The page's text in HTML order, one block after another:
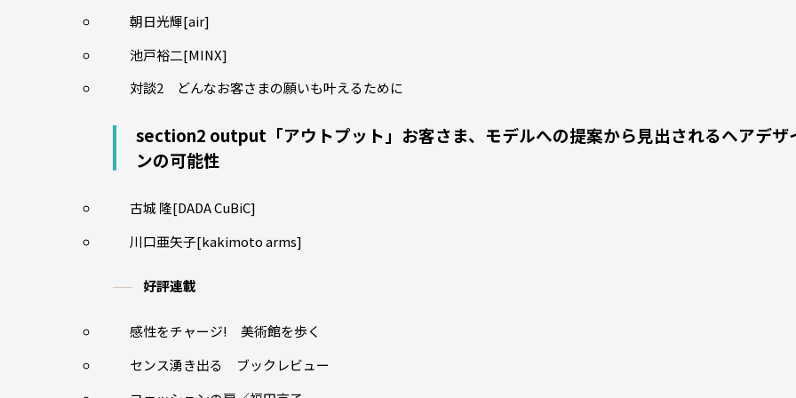
朝日光輝[air]
池戸裕二[MINX]
対談2 どんなお客さまの願いも叶えるために
section2 output「アウトプット」お客さま、モデルへの提案から見出されるヘアデザ
ンの可能性
古城 隆[DADA CuBiC]
川口亜矢子[kakimoto arms]
好評連載
感性をチャージ! 美術館を歩く
センス湧き出る ブックレビュー